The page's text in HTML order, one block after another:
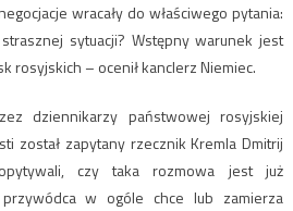
wracały do właściwego pytania:
sytuacji? Wstępny warunek jest
rosyjskich – ocenił kanclerz Niemiec.
dziennikarzy państwowej rosyjskiej
został zapytany rzecznik Kremla Dmitrij
czy taka rozmowa jest już
w ogóle chce lub zamierza